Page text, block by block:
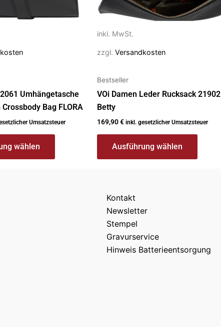
Umhängetasche
Bag FLORA
Umsatzsteuer
wählen
inkl. MwSt.
zzgl. Versandkosten
Bestseller
VOi Damen Leder Rucksack 21902
Betty
169,90€ inkl. gesetzlicher Umsatzsteuer
Ausführung wählen
auf
Produktseite
werden
Kontakt
Newsletter
Stempel
Gravurservice
Hinweis Batterieentsorgung